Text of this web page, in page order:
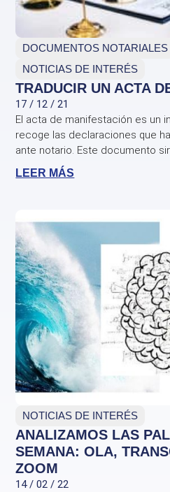
DOCUMENTOS NOTARIALES
NOTICIAS DE INTERÉS
TRADUCIR UN ACTA
17 / 12 / 21
El acta de manifestación es un
recoge las declaraciones que
ante notario. Este documento
LEER MÁS
NOTICIAS DE INTERÉS
ANALIZAMOS LAS
SEMANA: OLA,
ZOOM
14 / 02 / 22